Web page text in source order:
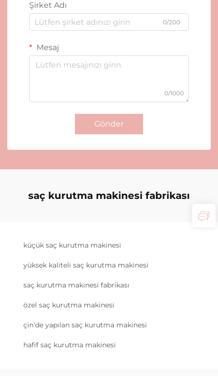
Şirket Adı
0/200
Mesaj
0/1000
Gönder
saç kurutma makinesi fabrikası
küçük saç kurutma makinesi
yüksek kaliteli saç kurutma makinesi
saç kurutma makinesi fabrikası
özel saç kurutma makinesi
çin'de yapılan saç kurutma makinesi
hafif saç kurutma makinesi